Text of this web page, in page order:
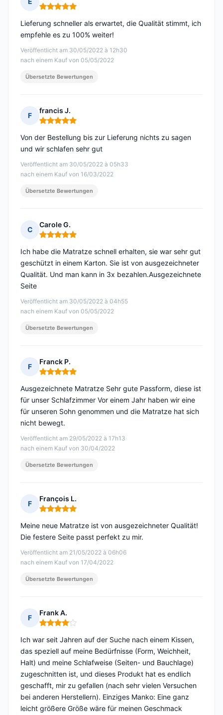
Hinweis: 5 von 5
Veröffentlicht am 30/05/2022 à 12h30
nach einem Kauf von 05/05/2022
Lieferung schneller als erwartet, die Qualität stimmt, ich
empfehle es zu 100% weiter!
Übersetzte Bewertungen
F
francis J.
Hinweis: 5 von 5
Veröffentlicht am 30/05/2022 à 05h33
nach einem Kauf von 16/03/2022
Von der Bestellung bis zur Lieferung nichts zu sagen
und wir schlafen sehr gut
Übersetzte Bewertungen
C
Carole G.
Hinweis: 5 von 5
Veröffentlicht am 30/05/2022 à 04h55
nach einem Kauf von 05/05/2022
Ich habe die Matratze schnell erhalten, sie war sehr gut
geschützt in einem Karton. Sie ist von ausgezeichneter
Qualität. Und man kann in 3x bezahlen.Ausgezeichnete
Seite
Übersetzte Bewertungen
F
Franck P.
Hinweis: 5 von 5
Veröffentlicht am 29/05/2022 à 17h13
nach einem Kauf von 30/04/2022
Ausgezeichnete Matratze Sehr gute Passform, diese ist
für unser Schlafzimmer Vor einem Jahr haben wir eine
für unseren Sohn genommen und die Matratze hat sich
nicht bewegt.
Übersetzte Bewertungen
F
François L.
Hinweis: 5 von 5
Veröffentlicht am 21/05/2022 à 06h06
nach einem Kauf von 17/04/2022
Meine neue Matratze ist von ausgezeichneter Qualität!
Die festere Seite passt perfekt zu mir.
Übersetzte Bewertungen
F
Frank A.
Hinweis: 4 von 5
Ich war seit Jahren auf der Suche nach einem Kissen,
das speziell auf meine Bedürfnisse (Form, Weichheit,
Halt) und meine Schlafweise (Seiten- und Bauchlage)
zugeschnitten ist, und dieses Produkt hat es endlich
geschafft, mir zu gefallen (nach sehr vielen Versuchen
bei anderen Herstellern). Einziges Manko: Eine ganz
leicht größere Größe wäre für meinen Geschmack